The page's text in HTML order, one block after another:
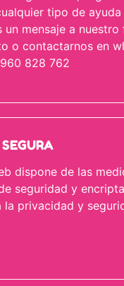
tipo de ayuda
un mensaje a nuestro
o contactarnos en
828 762
dispone de las
seguridad y
la privacidad y